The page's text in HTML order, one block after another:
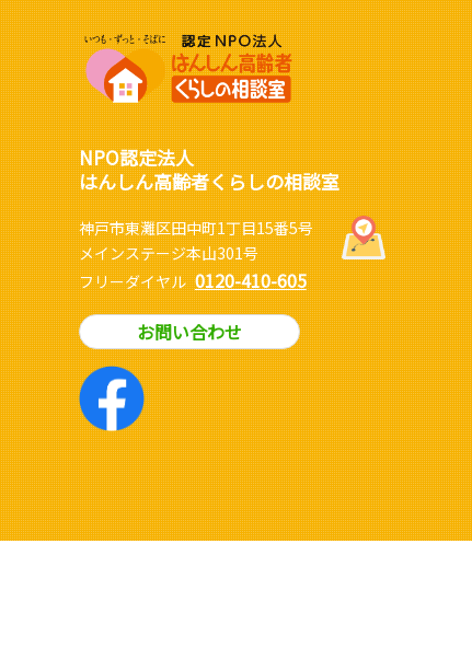
NPO認定法人
はんしん高齢者くらしの相談室
神戸市東灘区田中町1丁目15番5号
メインステージ本山301号
フリーダイヤル 0120-410-605
お問い合わせ